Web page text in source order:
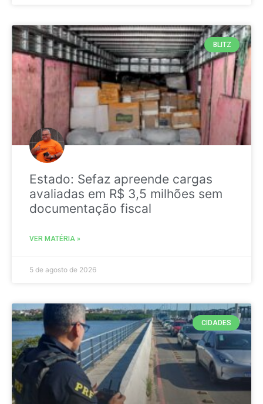
BLITZ
Estado: Sefaz apreende cargas
avaliadas em R$ 3,5 milhões sem
documentação fiscal
VER MATÉRIA »
5 de agosto de 2026
CIDADES